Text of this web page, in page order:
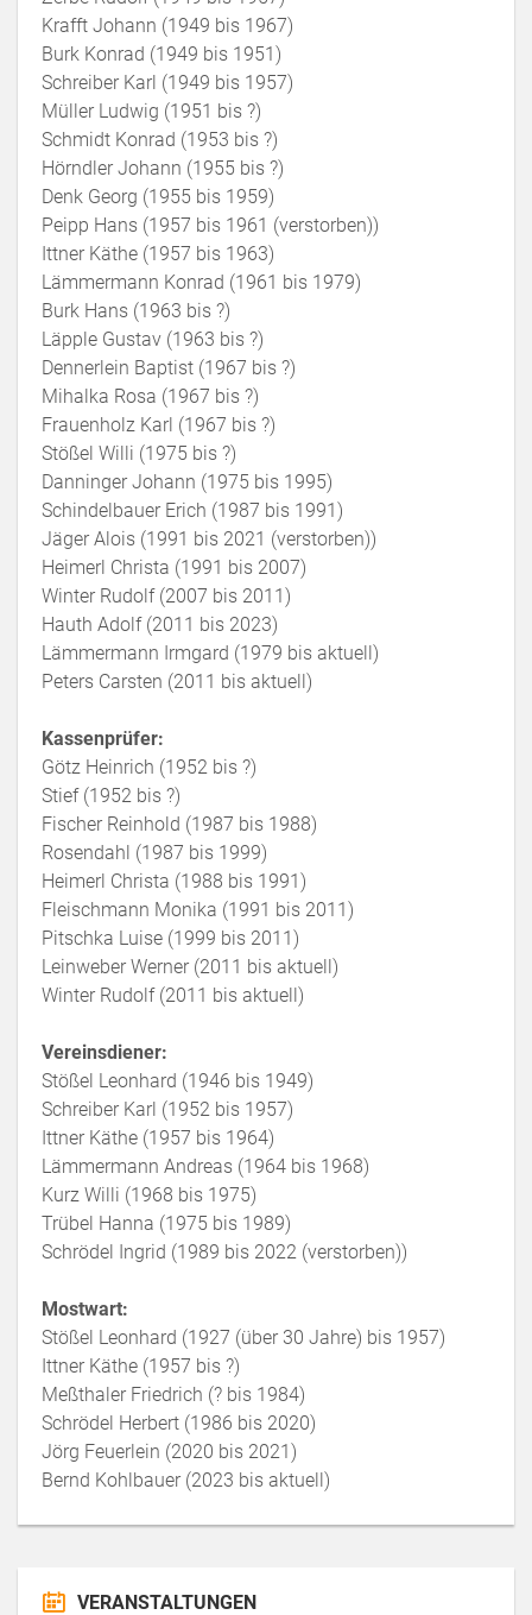
Krafft Johann (1949 bis 1967)
Burk Konrad (1949 bis 1951)
Schreiber Karl (1949 bis 1957)
Müller Ludwig (1951 bis ?)
Schmidt Konrad (1953 bis ?)
Hörndler Johann (1955 bis ?)
Denk Georg (1955 bis 1959)
Peipp Hans (1957 bis 1961 (verstorben))
Ittner Käthe (1957 bis 1963)
Lämmermann Konrad (1961 bis 1979)
Burk Hans (1963 bis ?)
Läpple Gustav (1963 bis ?)
Dennerlein Baptist (1967 bis ?)
Mihalka Rosa (1967 bis ?)
Frauenholz Karl (1967 bis ?)
Stößel Willi (1975 bis ?)
Danninger Johann (1975 bis 1995)
Schindelbauer Erich (1987 bis 1991)
Jäger Alois (1991 bis 2021 (verstorben))
Heimerl Christa (1991 bis 2007)
Winter Rudolf (2007 bis 2011)
Hauth Adolf (2011 bis 2023)
Lämmermann Irmgard (1979 bis aktuell)
Peters Carsten (2011 bis aktuell)
Kassenprüfer:
Götz Heinrich (1952 bis ?)
Stief (1952 bis ?)
Fischer Reinhold (1987 bis 1988)
Rosendahl (1987 bis 1999)
Heimerl Christa (1988 bis 1991)
Fleischmann Monika (1991 bis 2011)
Pitschka Luise (1999 bis 2011)
Leinweber Werner (2011 bis aktuell)
Winter Rudolf (2011 bis aktuell)
Vereinsdiener:
Stößel Leonhard (1946 bis 1949)
Schreiber Karl (1952 bis 1957)
Ittner Käthe (1957 bis 1964)
Lämmermann Andreas (1964 bis 1968)
Kurz Willi (1968 bis 1975)
Trübel Hanna (1975 bis 1989)
Schrödel Ingrid (1989 bis 2022 (verstorben))
Mostwart:
Stößel Leonhard (1927 (über 30 Jahre) bis 1957)
Ittner Käthe (1957 bis ?)
Meßthaler Friedrich (? bis 1984)
Schrödel Herbert (1986 bis 2020)
Jörg Feuerlein (2020 bis 2021)
Bernd Kohlbauer (2023 bis aktuell)
VERANSTALTUNGEN